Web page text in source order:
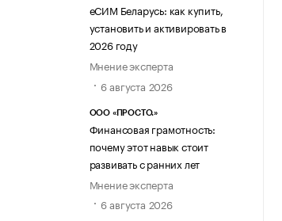
еСИМ Беларусь: как купить,
установить и активировать в
2026 году
Мнение эксперта
6 августа 2026
ООО «ПРОСТО.»
Финансовая грамотность:
почему этот навык стоит
развивать с ранних лет
Мнение эксперта
6 августа 2026